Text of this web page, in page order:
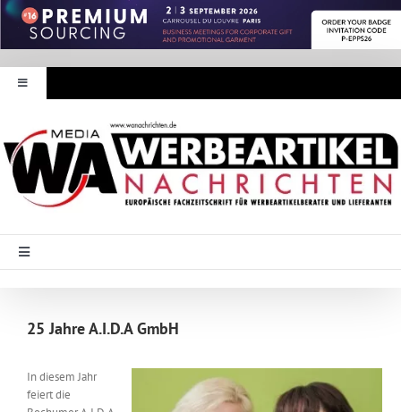
Zum
Inhalt
springen
Toggle
Navigation
Werbeartikel Nachrichten
E-Paper
WA Media
Toggle
25 Jahre A.I.D.A GmbH
In diesem Jahr
feiert die